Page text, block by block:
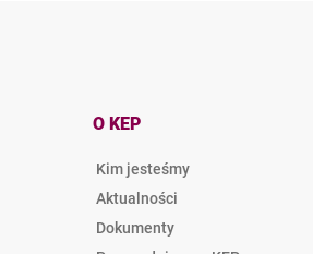
O KEP
Kim jesteśmy
Aktualności
Dokumenty